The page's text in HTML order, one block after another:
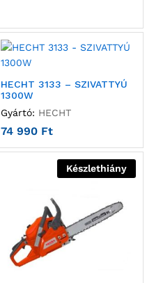
HECHT 3133 – SZIVATTYÚ
1300W
Gyártó: HECHT
74 990 Ft
Készlethiány